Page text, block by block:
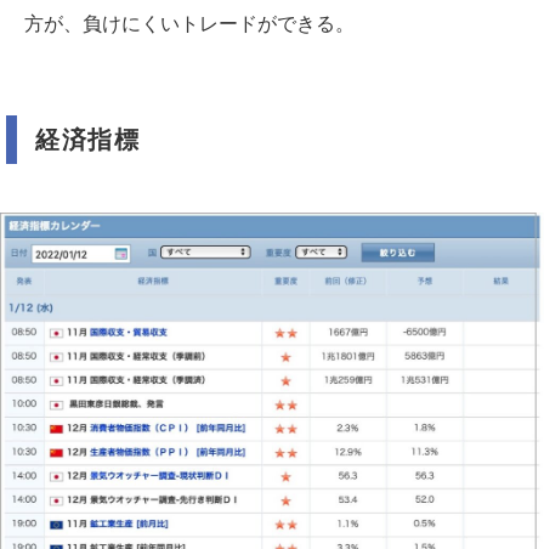
方が、負けにくいトレードができる。
経済指標